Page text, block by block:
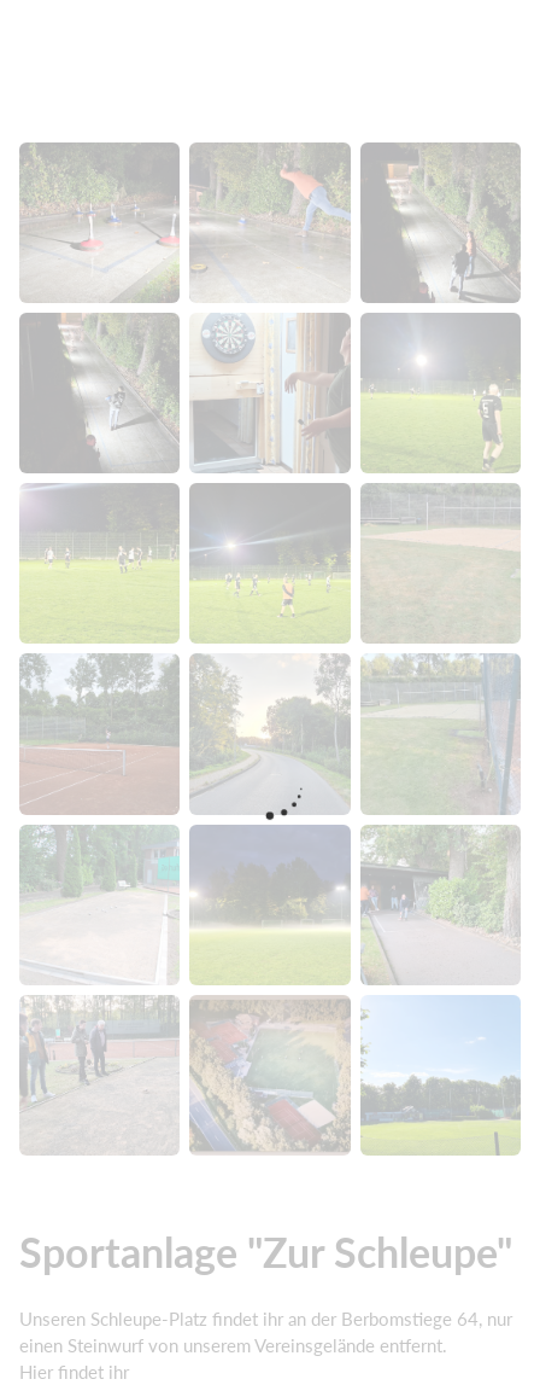
Sportanlage "Zur Schleupe"
Unseren Schleupe-Platz findet ihr an der Berbomstiege 64, nur
einen Steinwurf von unserem Vereinsgelände entfernt.
Hier findet ihr